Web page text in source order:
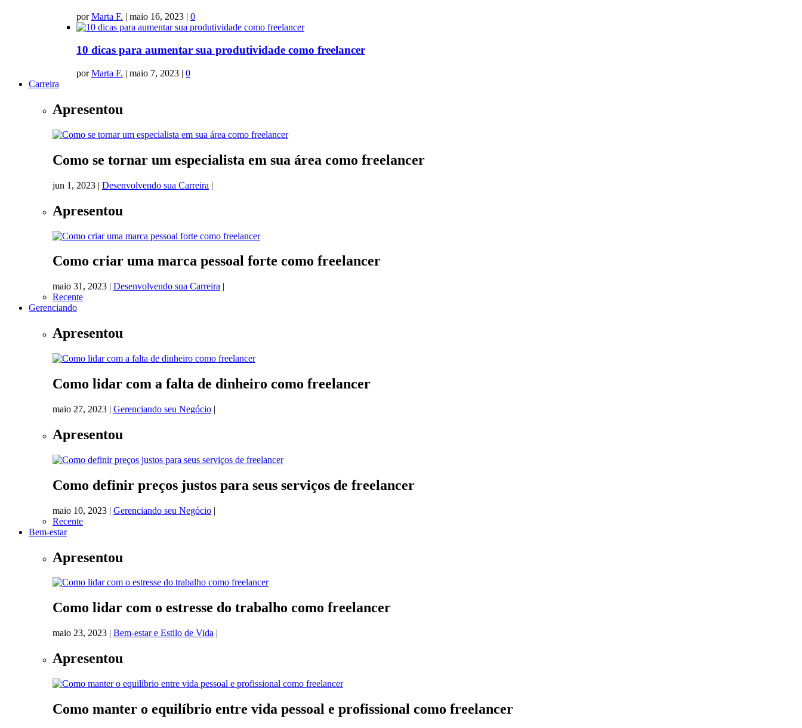
porMarta F. | maio 16, 2023 | 0
10 dicas para aumentar sua produtividade como freelancer
porMarta F. | maio 7, 2023 | 0
Carreira
Apresentou
Como se tornar um especialista em sua área como freelancer
jun 1, 2023 | Desenvolvendo sua Carreira |
Apresentou
Como criar uma marca pessoal forte como freelancer
maio 31, 2023 | Desenvolvendo sua Carreira |
Recente
Gerenciando
Apresentou
Como lidar com a falta de dinheiro como freelancer
maio 27, 2023 | Gerenciando seu Negócio |
Apresentou
Como definir preços justos para seus serviços de freelancer
maio 10, 2023 | Gerenciando seu Negócio |
Recente
Bem-estar
Apresentou
Como lidar com o estresse do trabalho como freelancer
maio 23, 2023 | Bem-estar e Estilo de Vida |
Apresentou
Como manter o equilíbrio entre vida pessoal e profissional como freelancer